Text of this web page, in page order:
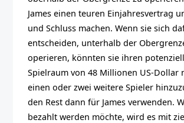
James einen teuren Einjahresvertrag
und Schluss machen. Wenn sie sich
entscheiden, unterhalb der
operieren, könnten sie ihren
Spielraum von 48 Millionen US-Dollar
einen oder zwei weitere Spieler
den Rest dann für James verwenden.
bezahlt werden möchte, wird es mit